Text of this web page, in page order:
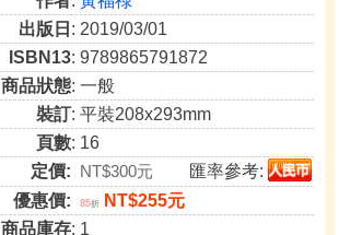
出版日 : 2019/03/01
ISBN13: 9789865791872
商品狀態: 一般
裝訂: 平裝208x293mm
頁數: 16
定價: NT$300元
匯率參考:
優惠價:
85折
NT$255元
商品庫存: 1